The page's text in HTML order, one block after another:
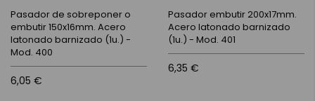
Pasador de sobreponer o
embutir 150x16mm. Acero
latonado barnizado (1u.) -
Mod. 400
6,05 €
Pasador embutir 200x17mm.
Acero latonado barnizado
(1u.) - Mod. 401
6,35 €